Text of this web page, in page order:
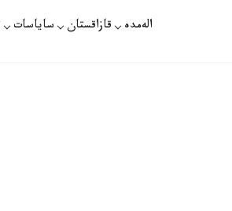
الەمدە قازاقستان ساياسات